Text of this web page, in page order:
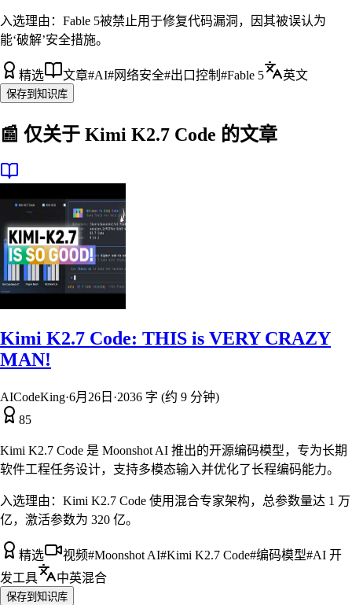
入选理由： Fable 5被禁止用于修复代码漏洞，因其被误认为
能‘破解’安全措施。
精选 文章#AI#网络安全#出口控制 #Fable 5 英文
保存到知识库
📰 仅关于 Kimi K2.7 Code 的文章
Kimi K2.7 Code: THIS is VERY CRAZY
MAN!
AICodeKing·6月26日 ·2036 字 (约 9 分钟)
85
Kimi K2.7 Code 是 Moonshot AI 推出的开源编码模型，专为长期
软件工程任务设计，支持多模态输入并优化了长程编码能力。
入选理由： Kimi K2.7 Code 使用混合专家架构，总参数量达 1 万
亿，激活参数为 320 亿。
精选 视频#Moonshot AI#Kimi K2.7 Code#编码模型#AI 开
发工具
中英混合
保存到知识库